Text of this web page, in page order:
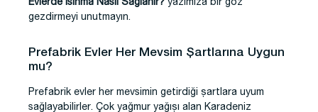
Evlerde Isınma Nasıl Sağlanır? yazımıza bir göz
gezdirmeyi unutmayın.
Prefabrik Evler Her Mevsim Şartlarına Uygun
mu?
Prefabrik evler her mevsimin getirdiği şartlara uyum
sağlayabilirler. Çok yağmur yağışı alan Karadeniz